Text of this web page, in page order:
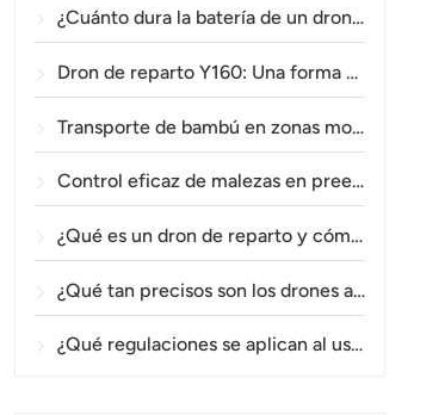
¿Cuánto dura la batería de un dron agrícola?
Dron de reparto Y160: Una forma más segura y eficiente de transportar materiales para torres eléctricas en terrenos montañosos.
Transporte de bambú en zonas montañosas: Cómo el TOPXGUN Y160 abre una nueva ruta desde el bosque hasta el punto de recogida.
Control eficaz de malezas en preemergencia en trigo con el dron agrícola A80.
¿Qué es un dron de reparto y cómo funciona la entrega mediante drones?
¿Qué tan precisos son los drones agrícolas en la pulverización y el monitoreo de cultivos?
¿Qué regulaciones se aplican al uso de drones agrícolas en diferentes países?